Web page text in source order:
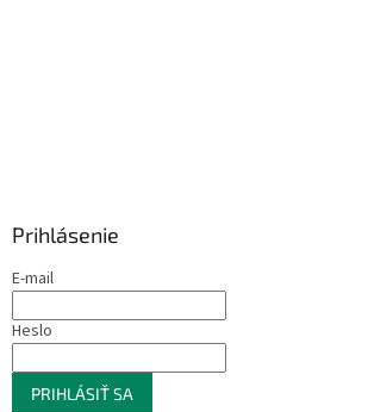
Prihlásenie
E-mail
Heslo
PRIHLÁSIŤ SA